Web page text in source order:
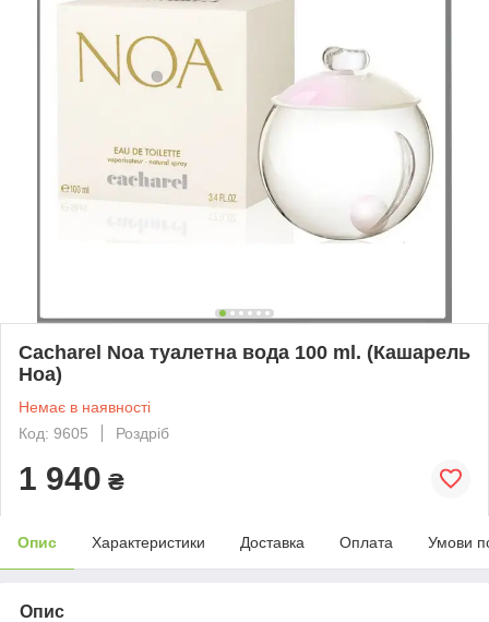
Cacharel Noa туалетна вода 100 ml. (Кашарель
Ноа)
Немає в наявності
Код: 9605
Роздріб
1 940 ₴
Опис Характеристики Доставка Оплата Умови
Опис